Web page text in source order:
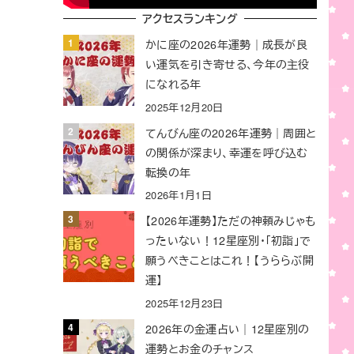
アクセスランキング
かに座の2026年運勢｜成長が良
い運気を引き寄せる、今年の主役
になれる年
2025年12月20日
てんびん座の2026年運勢｜周囲と
の関係が深まり、幸運を呼び込む
転換の年
2026年1月1日
【2026年運勢】ただの神頼みじゃも
ったいない！12星座別・「初詣」で
願うべきことはこれ！【うららぶ開
運】
2025年12月23日
2026年の金運占い｜12星座別の
運勢とお金のチャンス